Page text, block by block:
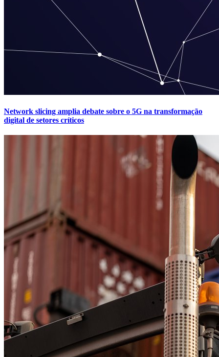
Network slicing amplia debate sobre o 5G na transformação
digital de setores críticos